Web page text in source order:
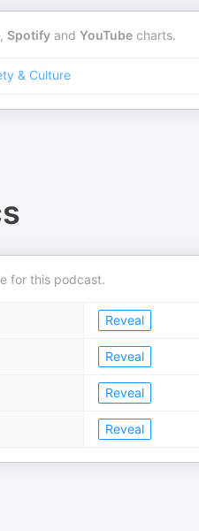
, Spotify and YouTube charts.
& Culture
for this podcast.
Reveal
Reveal
Reveal
Reveal